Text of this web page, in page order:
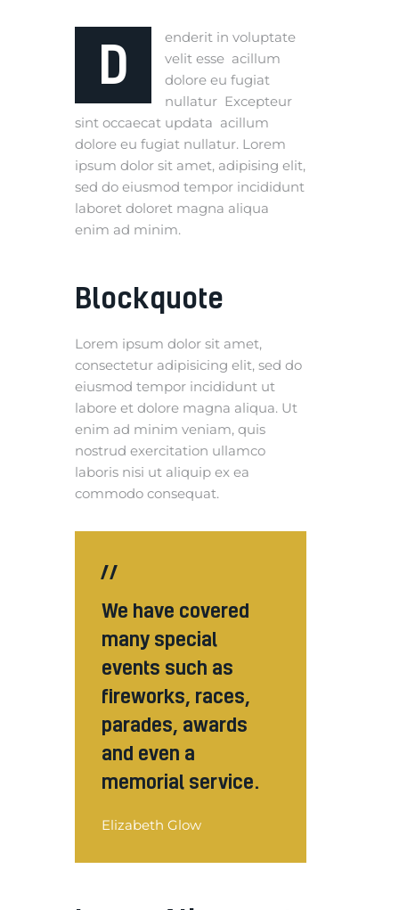
D
enderit in voluptate
velit esse acillum
dolore eu fugiat
nullatur Excepteur
sint occaecat updata acillum
dolore eu fugiat nullatur. Lorem
ipsum dolor sit amet, adipising elit,
sed do eiusmod tempor incididunt
laboret doloret magna aliqua
enim ad minim.
Blockquote
Lorem ipsum dolor sit amet,
consectetur adipisicing elit, sed do
eiusmod tempor incididunt ut
labore et dolore magna aliqua. Ut
enim ad minim veniam, quis
nostrud exercitation ullamco
laboris nisi ut aliquip ex ea
commodo consequat.
We have covered
many special
events such as
fireworks, races,
parades, awards
and even a
memorial service.
Elizabeth Glow